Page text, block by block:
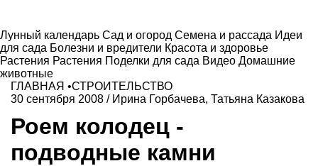
Лунный календарь Сад и огород Семена и рассада Идеи
для сада Болезни и вредители Красота и здоровье
Растения Растения Поделки для сада Видео Домашние
животные
ГЛАВНАЯ •СТРОИТЕЛЬСТВО
30 сентября 2008 / Ирина Горбачева, Татьяна Казакова
Роем колодец -
подводные камни